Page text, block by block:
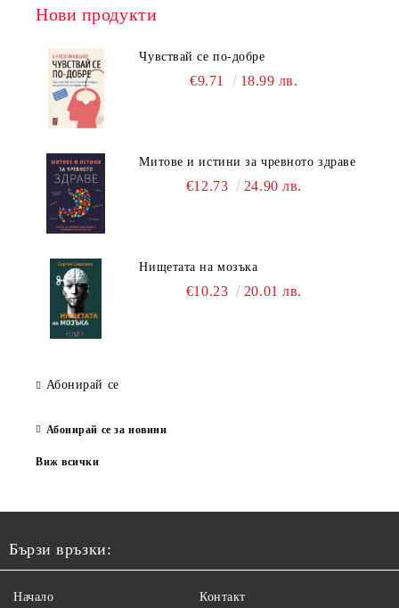
Нови продукти
Чувствай се по-добре
€9.71 18.99 лв.
Митове и истини за чревното здраве
€12.73 24.90 лв.
Нищетата на мозъка
€10.23 20.01 лв.
Абонирай се
Абонирай се за новини
Виж всички
Бързи връзки:
Начало Контакт